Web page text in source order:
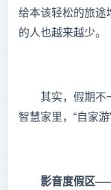
给本该轻松的旅途
的人也越来越少。
其实，假期不
智慧家里，“自家
影音度假区